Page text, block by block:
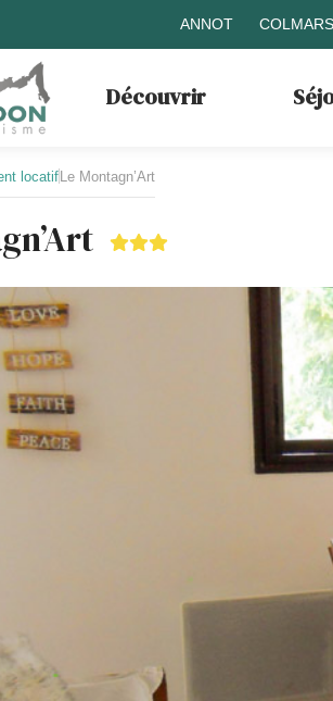
ANNOT
Découvrir
locatifLe Montagn’Art